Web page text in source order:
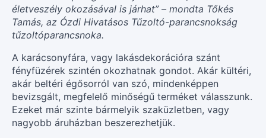
életveszély okozásával is járhat” – mondta Tőkés
Tamás, az Ózdi Hivatásos Tűzoltó-parancsnokság
tűzoltóparancsnoka.
A karácsonyfára, vagy lakásdekorációra szánt
fényfüzérek szintén okozhatnak gondot. Akár kültéri,
akár beltéri égősorról van szó, mindenképpen
bevizsgált, megfelelő minőségű terméket válasszunk.
Ezeket már szinte bármelyik szaküzletben, vagy
nagyobb áruházban beszerezhetjük.